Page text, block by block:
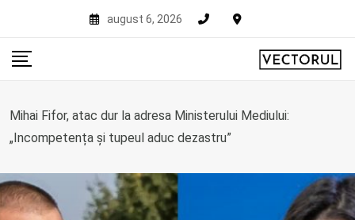
content
august 6, 2026
Mihai Fifor, atac dur la adresa Ministerului Mediului:
„Incompetența și tupeul aduc dezastru”